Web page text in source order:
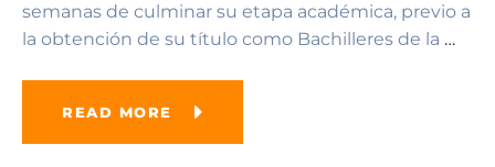
semanas de culminar su etapa académica, previo a
la obtención de su título como Bachilleres de la …
READ MORE